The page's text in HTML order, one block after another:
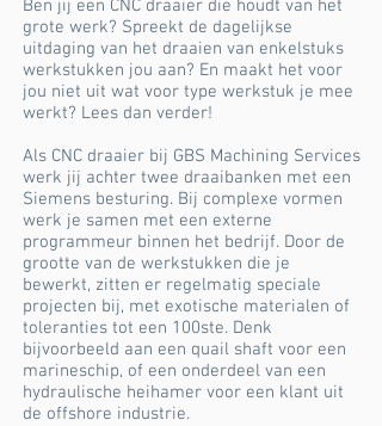
Ben jij een CNC draaier die houdt van het
grote werk? Spreekt de dagelijkse
uitdaging van het draaien van enkelstuks
werkstukken jou aan? En maakt het voor
jou niet uit wat voor type werkstuk je mee
werkt? Lees dan verder!
Als CNC draaier bij GBS Machining Services
werk jij achter twee draaibanken met een
Siemens besturing. Bij complexe vormen
werk je samen met een externe
programmeur binnen het bedrijf. Door de
grootte van de werkstukken die je
bewerkt, zitten er regelmatig speciale
projecten bij, met exotische materialen of
toleranties tot een 100ste. Denk
bijvoorbeeld aan een quail shaft voor een
marineschip, of een onderdeel van een
hydraulische heihamer voor een klant uit
de offshore industrie.